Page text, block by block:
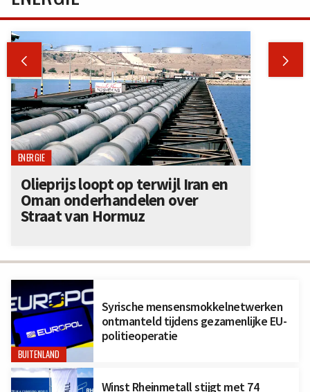
BUITENLAND
Syrische mensensmokkelnetwerken
ontmanteld tijdens gezamenlijke EU-
politieoperatie
Winst Rheinmetall stijgt met 74
 
ENERGIE
Olieprijs loopt op terwijl Iran en
Oman onderhandelen over
Straat van Hormuz